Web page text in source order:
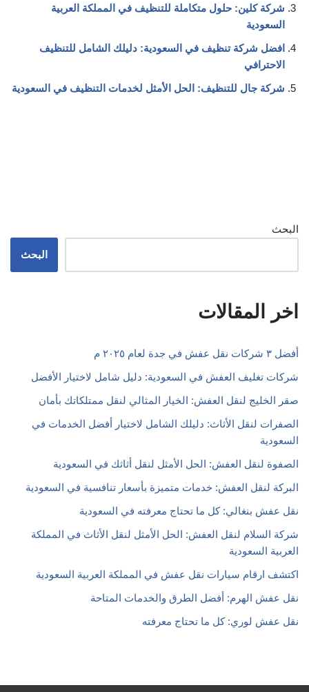
شركة كلين: حلول متكاملة للتنظيف في المملكة العربية
السعودية
افضل شركة تنظيف في السعودية: دليلك الشامل للتنظيف
الاحترافي
شركة جال للتنظيف: الحل الأمثل لخدمات التنظيف في السعودية
البحث
البحث
اخر المقالات
أفضل ٣ شركات نقل عفش في جدة لعام ٢٠٢٥ م
شركات تغليف العفش في السعودية: دليل شامل لاختيار الأفضل
صقر الخليج لنقل العفش: الخيار المثالي لنقل ممتلكاتك بأمان
الصفرات لنقل الأثاث: دليلك الشامل لاختيار أفضل الخدمات في
السعودية
الصفوة لنقل العفش: الحل الأمثل لنقل أثاثك في السعودية
البركة لنقل العفش: خدمات متميزة بأسعار تنافسية في السعودية
نقل عفش بنغالي: كل ما تحتاج معرفته في السعودية
شركة السلام لنقل العفش: الحل الأمثل لنقل الأثاث في المملكة
العربية السعودية
اكتشف ارقام سيارات نقل عفش في المملكة العربية السعودية
نقل عفش الهرم: أفضل الطرق والخدمات المتاحة
نقل عفش لوري: كل ما تحتاج معرفته